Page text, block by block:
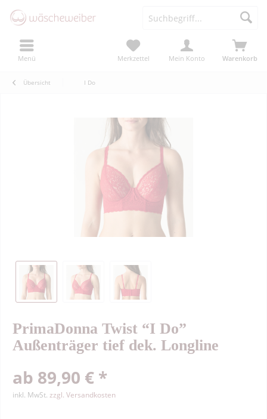
Menü Warenkorb
Merkzettel Mein Konto
Übersicht I Do
PrimaDonna Twist “I Do”
Außenträger tief dek. Longline
ab 89,90 € *
inkl. MwSt. zzgl. Versandkosten